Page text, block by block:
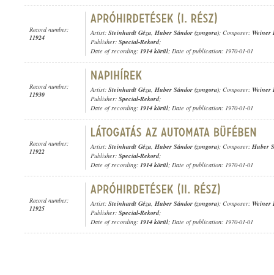
Record number:
11924
Artist: Steinhardt Géza, Huber Sándor (zongora); Composer: Weiner
Publisher: Special-Rekord;
Date of recording: 1914 körül; Date of publication: 1970-01-01
Record number:
11930
Artist: Steinhardt Géza, Huber Sándor (zongora); Composer: Weiner
Publisher: Special-Rekord;
Date of recording: 1914 körül; Date of publication: 1970-01-01
Record number:
11922
Artist: Steinhardt Géza, Huber Sándor (zongora); Composer: Huber
Publisher: Special-Rekord;
Date of recording: 1914 körül; Date of publication: 1970-01-01
Record number:
11925
Artist: Steinhardt Géza, Huber Sándor (zongora); Composer: Weiner
Publisher: Special-Rekord;
Date of recording: 1914 körül; Date of publication: 1970-01-01